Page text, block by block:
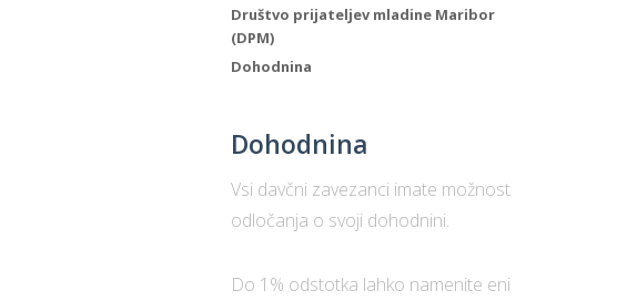
Društvo prijateljev mladine Maribor
(DPM)
Dohodnina
Dohodnina
Vsi davčni zavezanci imate možnost
odločanja o svoji dohodnini.
Do 1% odstotka lahko namenite eni